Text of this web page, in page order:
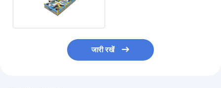
जारी रखें